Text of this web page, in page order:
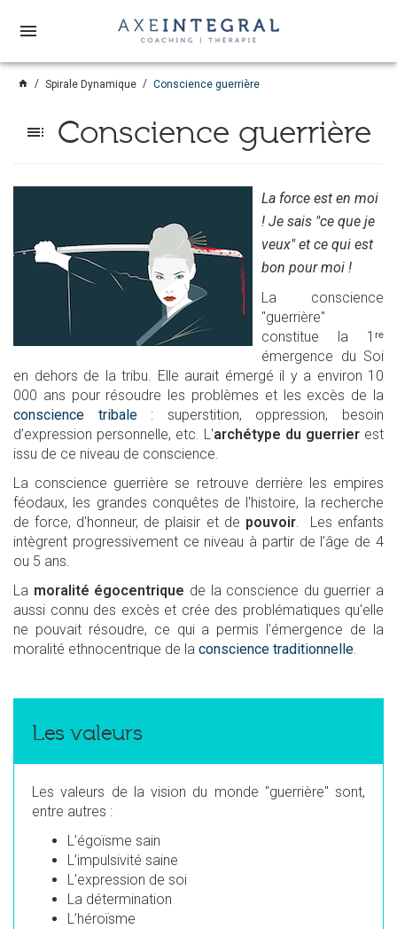
menu
home Spirale Dynamique Conscience guerrière
toc Conscience guerrière
La force est en moi
! Je sais "ce que je
veux" et ce qui est
bon pour moi !
La conscience
"guerrière"
constitue la 1ʳᵉ
émergence du Soi
en dehors de la tribu. Elle aurait émergé il y a environ 10
000 ans pour résoudre les problèmes et les excès de la
conscience tribale: superstition, oppression, besoin
d’expression personnelle, etc. L'archétype du guerrier est
issu de ce niveau de conscience.
La conscience guerrière se retrouve derrière les empires
féodaux, les grandes conquêtes de l'histoire, la recherche
de force, d'honneur, de plaisir et de pouvoir. Les enfants
intègrent progressivement ce niveau à partir de l'âge de 4
ou 5 ans.
La moralité égocentrique de la conscience du guerrier a
aussi connu des excès et crée des problématiques qu'elle
ne pouvait résoudre, ce qui a permis l'émergence de la
moralité ethnocentrique de la conscience traditionnelle.
Les valeurs
Les valeurs de la vision du monde "guerrière" sont,
entre autres :
L’égoïsme sain
L’impulsivité saine
L’expression de soi
La détermination
L’héroïsme